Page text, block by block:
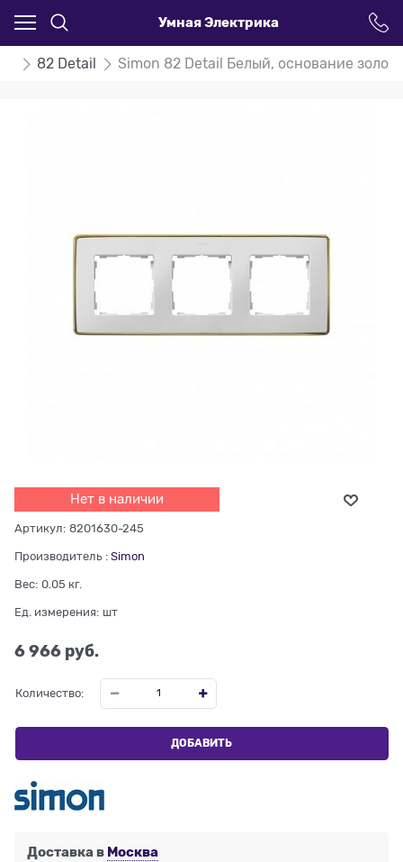
Умная Электрика
82 Detail Simon 82 Detail Белый, основание
Нет в наличии
Артикул: 8201630-245
Производитель : Simon
Вес: 0.05 кг.
Ед. измерения: шт
6 966 руб.
Количество:
ДОБАВИТЬ
Доставка в Москва